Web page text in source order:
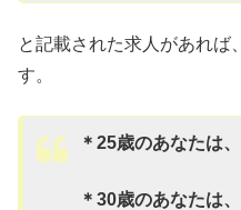
と記載された求人があれば
す。
＊25歳のあなたは
＊30歳のあなたは